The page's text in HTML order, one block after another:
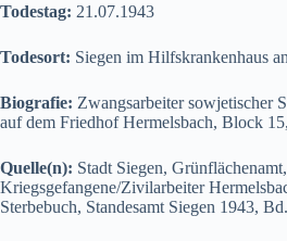
Todestag: 21.07.1943
Todesort: Siegen im Hilfskrankenhaus
Biografie: Zwangsarbeiter sowjetischer
auf dem Friedhof Hermelsbach, Block
Quelle(n): Stadt Siegen,
Kriegsgefangene/Zivilarbeiter
Sterbebuch, Standesamt Siegen 1943,